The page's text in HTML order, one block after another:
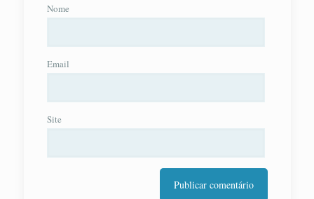
Nome
Email
Site